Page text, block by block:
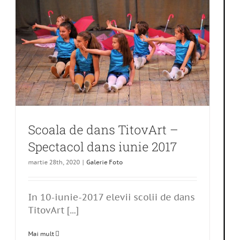
Scoala de dans TitovArt –
Spectacol dans iunie 2017
martie 28th, 2020 | Galerie Foto
In 10-iunie-2017 elevii scolii de dans
TitovArt [...]
Mai mult